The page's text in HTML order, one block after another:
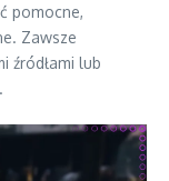
pomocne,
Zawsze
źródłami lub